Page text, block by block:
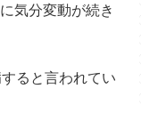
気分変動が続き
ると言われてい